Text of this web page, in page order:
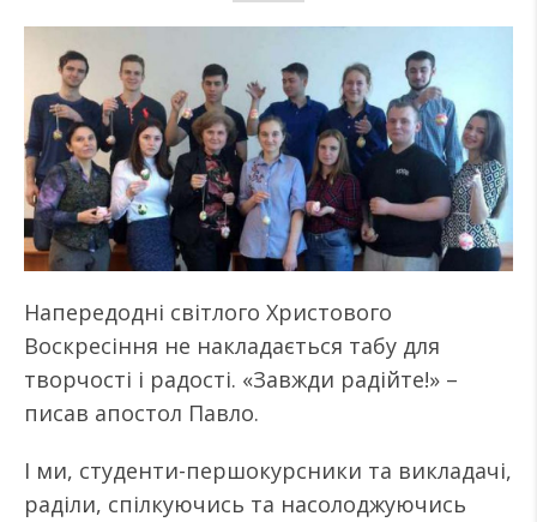
Напередодні світлого Христового
Воскресіння не накладається табу для
творчості і радості. «Завжди радійте!» –
писав апостол Павло.
І ми, студенти-першокурсники та викладачі,
раділи, спілкуючись та насолоджуючись